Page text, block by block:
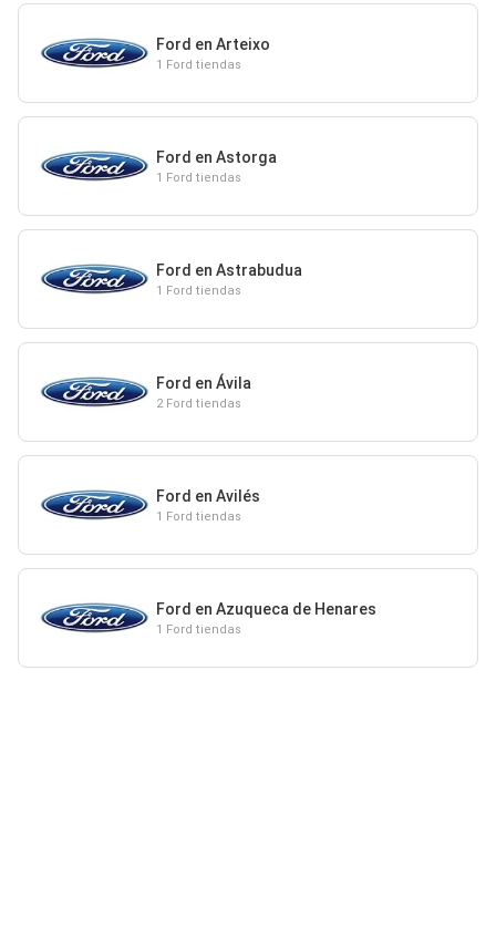
Ford en Arteixo
1 Ford tiendas
Ford en Astorga
1 Ford tiendas
Ford en Astrabudua
1 Ford tiendas
Ford en Ávila
2 Ford tiendas
Ford en Avilés
1 Ford tiendas
Ford en Azuqueca de Henares
1 Ford tiendas